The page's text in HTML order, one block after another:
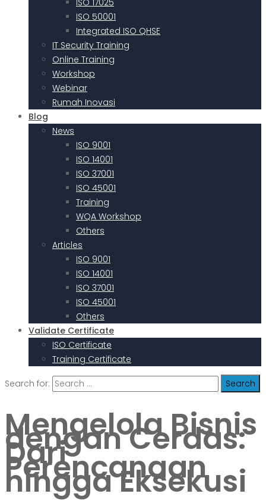
ISO 17025
ISO 50001
Integrated ISO QHSE
IT Security Training
Online Training
Workshop
Webinar
Rumah Inovasi
Blog
News
ISO 9001
ISO 14001
ISO 37001
ISO 45001
Training
WQA Workshop
Others
Articles
ISO 9001
ISO 14001
ISO 37001
ISO 45001
Others
Validate Certificate
ISO Certificate
Training Certificate
Search for:
Mengelola Bisnis
dengan Cerdas:
Dari
Perencanaan
hingga Eksekusi